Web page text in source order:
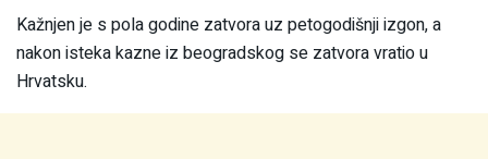
Kažnjen je s pola godine zatvora uz petogodišnji izgon, a
nakon isteka kazne iz beogradskog se zatvora vratio u
Hrvatsku.